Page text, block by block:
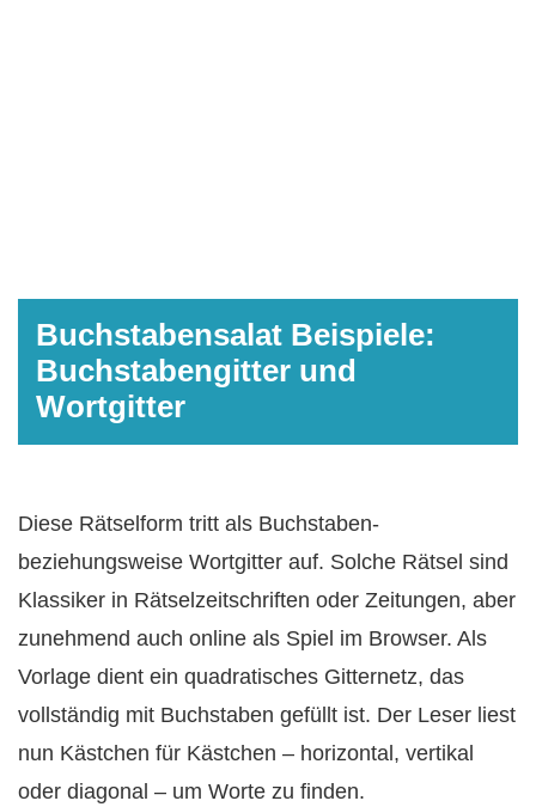
Buchstabensalat Beispiele:
Buchstabengitter und
Wortgitter
Diese Rätselform tritt als Buchstaben-
beziehungsweise Wortgitter auf. Solche Rätsel sind
Klassiker in Rätselzeitschriften oder Zeitungen, aber
zunehmend auch online als Spiel im Browser. Als
Vorlage dient ein quadratisches Gitternetz, das
vollständig mit Buchstaben gefüllt ist. Der Leser liest
nun Kästchen für Kästchen – horizontal, vertikal
oder diagonal – um Worte zu finden.